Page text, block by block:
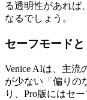
る透明性があれば
なるでしょう。
セーフモード
Venice AIは、主流
が少ない「偏りの
り、Pro版にはセ